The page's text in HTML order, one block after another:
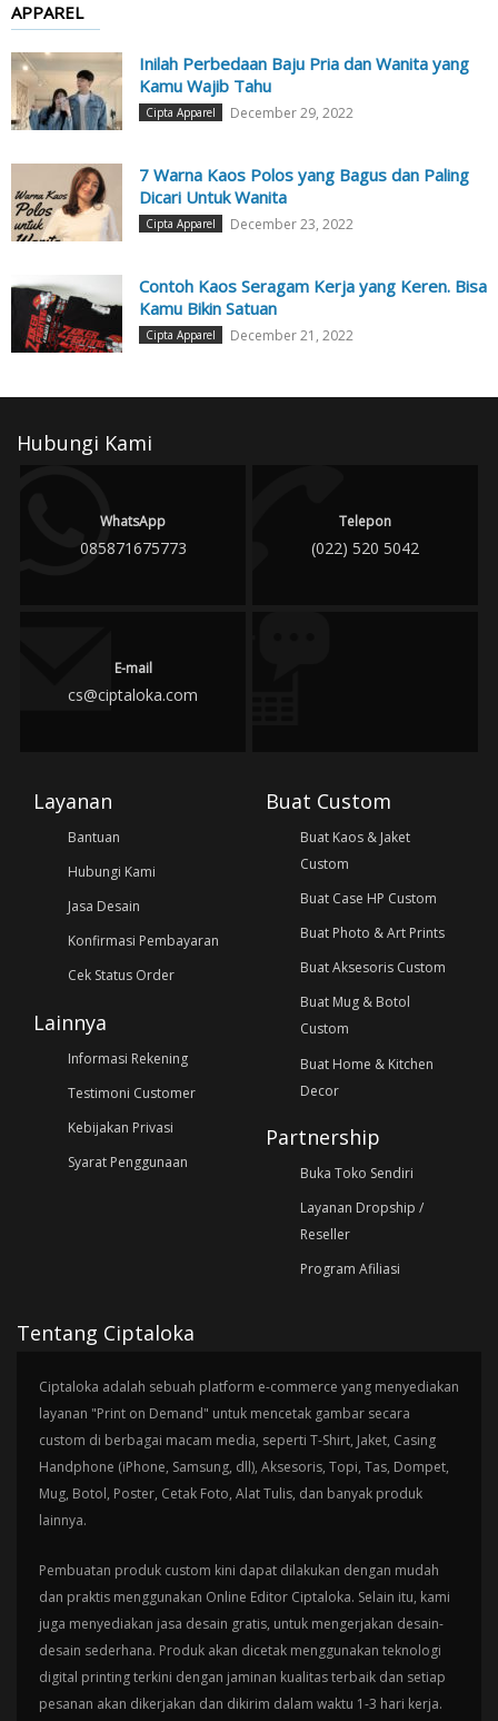
APPAREL
Inilah Perbedaan Baju Pria dan Wanita yang
Kamu Wajib Tahu
Cipta Apparel December 29, 2022
7 Warna Kaos Polos yang Bagus dan Paling
Dicari Untuk Wanita
Cipta Apparel December 23, 2022
Contoh Kaos Seragam Kerja yang Keren. Bisa
Kamu Bikin Satuan
Cipta Apparel December 21, 2022
Hubungi Kami
WhatsApp
085871675773
Telepon
(022) 520 5042
E-mail
cs@ciptaloka.com
Layanan
Bantuan
Hubungi Kami
Jasa Desain
Konfirmasi Pembayaran
Cek Status Order
Lainnya
Informasi Rekening
Testimoni Customer
Kebijakan Privasi
Syarat Penggunaan
Buat Custom
Buat Kaos & Jaket
Custom
Buat Case HP Custom
Buat Photo & Art Prints
Buat Aksesoris Custom
Buat Mug & Botol
Custom
Buat Home & Kitchen
Decor
Partnership
Buka Toko Sendiri
Layanan Dropship /
Reseller
Program Afiliasi
Tentang Ciptaloka
Ciptaloka adalah sebuah platform e-commerce yang menyediakan
layanan "Print on Demand" untuk mencetak gambar secara
custom di berbagai macam media, seperti T-Shirt, Jaket, Casing
Handphone (iPhone, Samsung, dll), Aksesoris, Topi, Tas, Dompet,
Mug, Botol, Poster, Cetak Foto, Alat Tulis, dan banyak produk
lainnya.
Pembuatan produk custom kini dapat dilakukan dengan mudah
dan praktis menggunakan Online Editor Ciptaloka. Selain itu, kami
juga menyediakan jasa desain gratis, untuk mengerjakan desain-
desain sederhana. Produk akan dicetak menggunakan teknologi
digital printing terkini dengan jaminan kualitas terbaik dan setiap
pesanan akan dikerjakan dan dikirim dalam waktu 1-3 hari kerja.